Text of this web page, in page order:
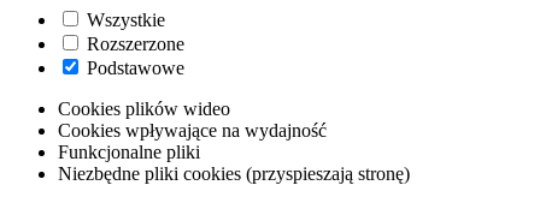
Wszystkie
Rozszerzone
Podstawowe
Cookies plików wideo
Cookies wpływające na wydajność
Funkcjonalne pliki
Niezbędne pliki cookies (przyspieszają stronę)